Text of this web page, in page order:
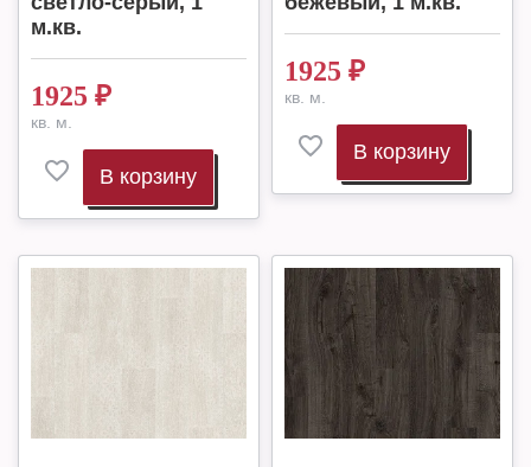
м.кв.
1925 ₽
кв. м.
В корзину
1925 ₽
кв. м.
В корзину